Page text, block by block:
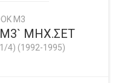
M3
ΜΗΧ.ΣET
4) (1992-1995)